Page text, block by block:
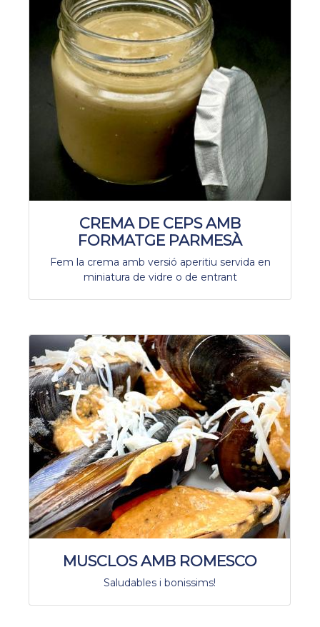
CREMA DE CEPS AMB
FORMATGE PARMESÀ
Fem la crema amb versió aperitiu servida en
miniatura de vidre o de entrant
MUSCLOS AMB ROMESCO
Saludables i bonissims!